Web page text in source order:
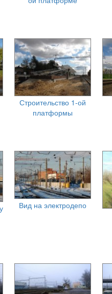
Строительство 1-ой
платформы
Вид на электродепо